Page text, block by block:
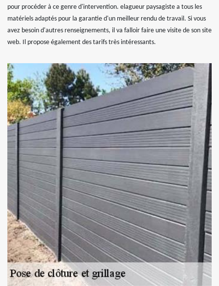
pour procéder à ce genre d'intervention. elagueur paysagiste a tous les
matériels adaptés pour la garantie d'un meilleur rendu de travail. Si vous
avez besoin d'autres renseignements, il va falloir faire une visite de son site
web. Il propose également des tarifs très intéressants.